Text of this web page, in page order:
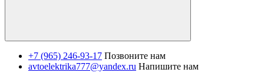
+7 (965) 246-93-17 Позвоните нам
avtoelektrika777@yandex.ru Напишите нам